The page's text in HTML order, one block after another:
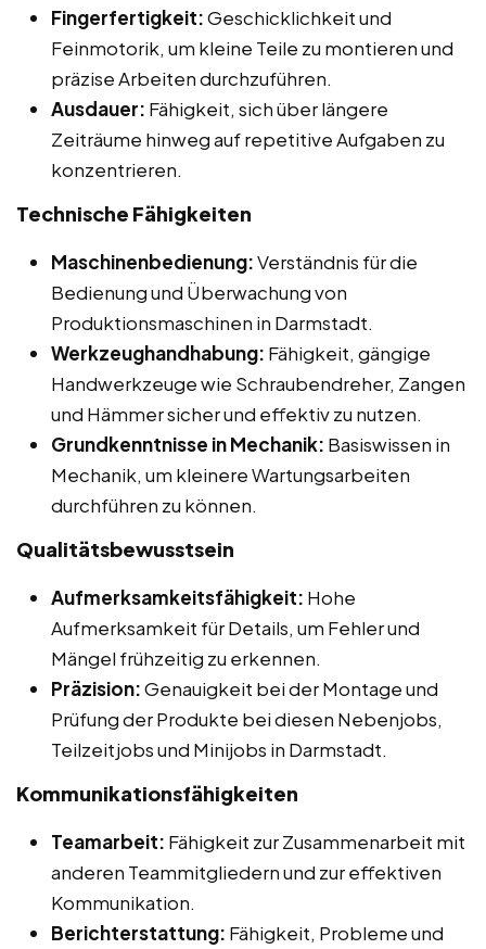
Fingerfertigkeit:Geschicklichkeit und
Feinmotorik, um kleine Teile zu montieren und
präzise Arbeiten durchzuführen.
Ausdauer: Fähigkeit, sich über längere
Zeiträume hinweg auf repetitive Aufgaben zu
konzentrieren.
Technische Fähigkeiten
Maschinenbedienung:Verständnis für die
Bedienung und Überwachung von
Produktionsmaschinen in Darmstadt.
Werkzeughandhabung: Fähigkeit, gängige
Handwerkzeuge wie Schraubendreher, Zangen
und Hämmer sicher und effektiv zu nutzen.
Grundkenntnisse in Mechanik: Basiswissen in
Mechanik, um kleinere Wartungsarbeiten
durchführen zu können.
Qualitätsbewusstsein
Aufmerksamkeitsfähigkeit: Hohe
Aufmerksamkeit für Details, um Fehler und
Mängel frühzeitig zu erkennen.
Präzision:Genauigkeit bei der Montage und
Prüfung der Produkte bei diesen Nebenjobs,
Teilzeitjobs und Minijobs in Darmstadt.
Kommunikationsfähigkeiten
Teamarbeit: Fähigkeit zur Zusammenarbeit mit
anderen Teammitgliedern und zur effektiven
Kommunikation.
Berichterstattung: Fähigkeit, Probleme und